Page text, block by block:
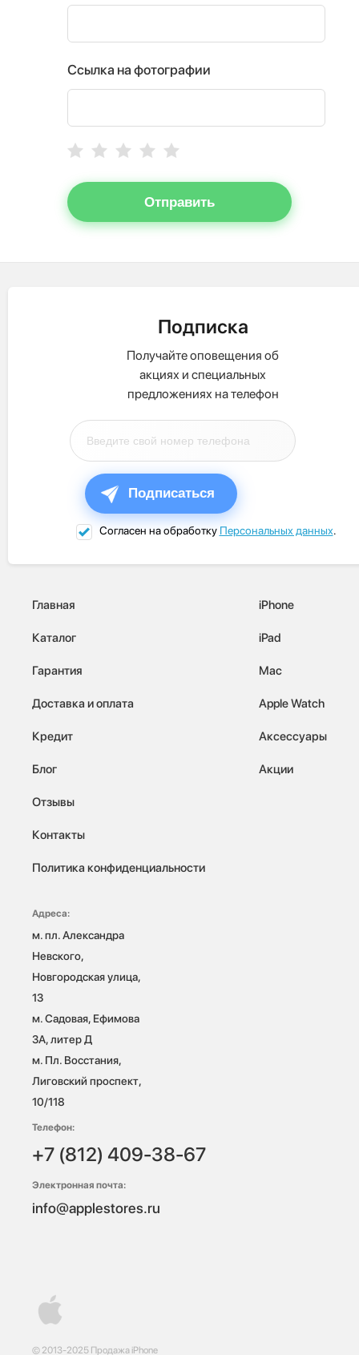
Ссылка на фотографии
Отправить
Подписка
Получайте оповещения об
акциях и специальных
предложениях на телефон
Подписаться
Согласен на обработку Персональных данных.
© 2013-2025 Продажа iPhone
Главная
Каталог
Гарантия
Доставка и оплата
Кредит
Блог
Отзывы
Контакты
Политика конфиденциальности
iPhone
iPad
Mac
Apple Watch
Аксессуары
Акции
Адреса:
м. пл. Александра
Невского,
Новгородская улица,
13
м. Садовая, Ефимова
3А, литер Д
м. Пл. Восстания,
Лиговский проспект,
10/118
Телефон:
+7 (812) 409-38-67
Электронная почта:
info@applestores.ru